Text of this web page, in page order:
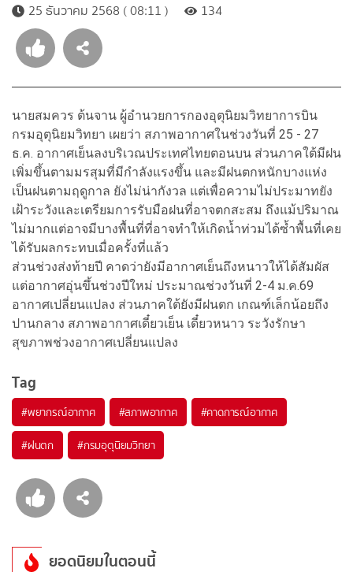
25 ธันวาคม 2568 ( 08:11 )
134
นายสมควร ต้นจาน ผู้อำนวยการกองอุตุนิยมวิทยาการบิน
กรมอุตุนิยมวิทยา เผยว่า สภาพอากาศในช่วงวันที่ 25 - 27
ธ.ค. อากาศเย็นลงบริเวณประเทศไทยตอนบน ส่วนภาคใต้มีฝน
เพิ่มขึ้นตามมรสุมที่มีกำลังแรงขึ้น และมีฝนตกหนักบางแห่ง
เป็นฝนตามฤดูกาล ยังไม่น่ากังวล แต่เพื่อความไม่ประมาทยัง
เฝ้าระวังและเตรียมการรับมือฝนที่อาจตกสะสม ถึงแม้ปริมาณ
ไม่มากแต่อาจมีบางพื้นที่ที่อาจทำให้เกิดน้ำท่วมได้ซ้ำพื้นที่เคย
ได้รับผลกระทบเมื่อครั้งที่แล้ว
ส่วนช่วงส่งท้ายปี คาดว่ายังมีอากาศเย็นถึงหนาวให้ได้สัมผัส
แต่อากาศอุ่นขึ้นช่วงปีใหม่ ประมาณช่วงวันที่ 2-4 ม.ค.69
อากาศเปลี่ยนแปลง ส่วนภาคใต้ยังมีฝนตก เกณฑ์เล็กน้อยถึง
ปานกลาง สภาพอากาศเดี๋ยวเย็น เดี๋ยวหนาว ระวังรักษา
สุขภาพช่วงอากาศเปลี่ยนแปลง
Tag
#พยากรณ์อากาศ #สภาพอากาศ #คาดการณ์อากาศ
#ฝนตก #กรมอุตุนิยมวิทยา
ยอดนิยมในตอนนี้